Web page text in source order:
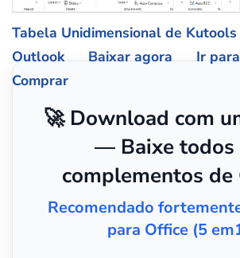
Tabela Unidimensional de
Outlook
Baixar agora
Ir para
Comprar
🚀 Download com
— Baixe todos
complementos de
Recomendado
para Office (5